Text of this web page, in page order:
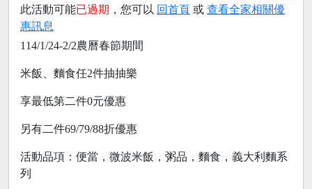
此活動可能已過期 ，您可以 回首頁 或 查看全家相關優
惠訊息
114/1/24-2/2農曆春節期間
米飯、麵食任2件抽抽樂
享最低第二件0元優惠
另有二件69/79/88折優惠
活動品項：便當，微波米飯，粥品，麵食，義大利麵系
列